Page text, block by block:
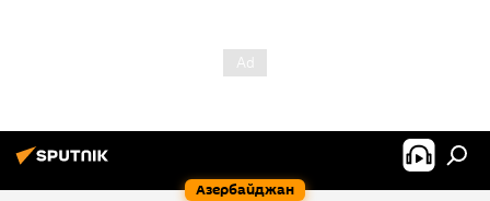
Азербайджан